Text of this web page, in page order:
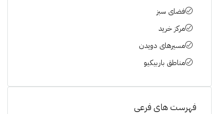
فضای سبز
مرکز خرید
مسیرهای دویدن
مناطق باربیکیو
فهرست های فرعی